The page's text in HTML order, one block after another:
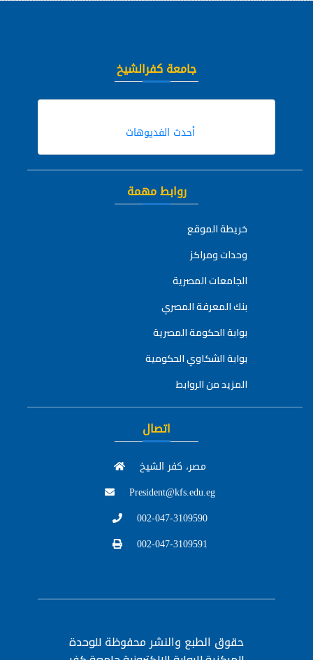
جامعة كفرالشيخ
أحدث الفديوهات
روابط مهمة
خريطة الموقع
وحدات ومراكز
الجامعات المصرية
بنك المعرفة المصري
بوابة الحكومة المصرية
بوابة الشكاوي الحكومية
المزيد من الروابط
اتصال
مصر، كفر الشيخ
President@kfs.edu.eg
002-047-3109590
002-047-3109591
حقوق الطبع والنشر محفوظة للوحدة